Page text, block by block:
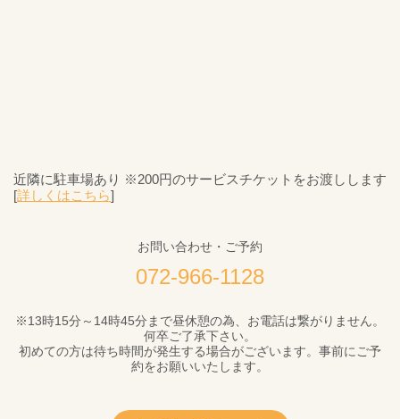
近隣に駐車場あり ※200円のサービスチケットをお渡しします
[詳しくはこちら]
お問い合わせ・ご予約
072-966-1128
※13時15分～14時45分まで昼休憩の為、お電話は繋がりません。
何卒ご了承下さい。
初めての方は待ち時間が発生する場合がございます。事前にご予
約をお願いいたします。